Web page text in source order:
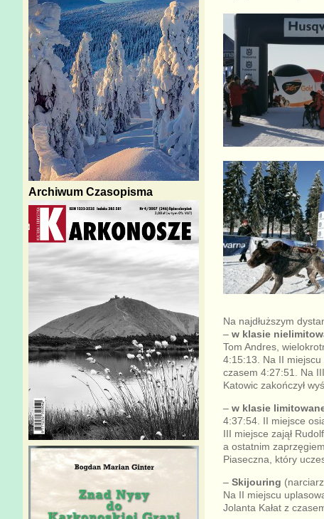
Na najdłuższym
– w klasie
Tom Andres,
4:15:13. Na II miejscu
czasem 4:27:51. Na
Katowic zakończył
– w klasie
4:37:54. II miejsce
III miejsce zajął
a ostatnim
Piaseczna, który
– Skijouring
Na II miejscu
Jolanta Kałat z
Archiwum Czasopisma